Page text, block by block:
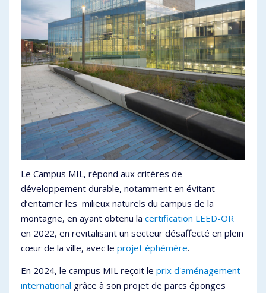
Le Campus MIL, répond aux critères de
développement durable, notamment en évitant
d’entamer les milieux naturels du campus de la
montagne, en ayant obtenu la certification LEED-OR
en 2022, en revitalisant un secteur désaffecté en plein
cœur de la ville, avec le projet éphémère.
En 2024, le campus MIL reçoit le prix d'aménagement
international grâce à son projet de parcs éponges